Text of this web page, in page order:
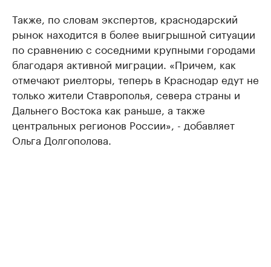
Также, по словам экспертов, краснодарский
рынок находится в более выигрышной ситуации
по сравнению с соседними крупными городами
благодаря активной миграции. «Причем, как
отмечают риелторы, теперь в Краснодар едут не
только жители Ставрополья, севера страны и
Дальнего Востока как раньше, а также
центральных регионов России», - добавляет
Ольга Долгополова.